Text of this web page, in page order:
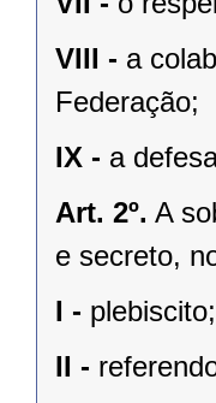
VIII - a
Federação;
IX - a
Art. 2º. A
e secreto,
I - plebiscito;
II -